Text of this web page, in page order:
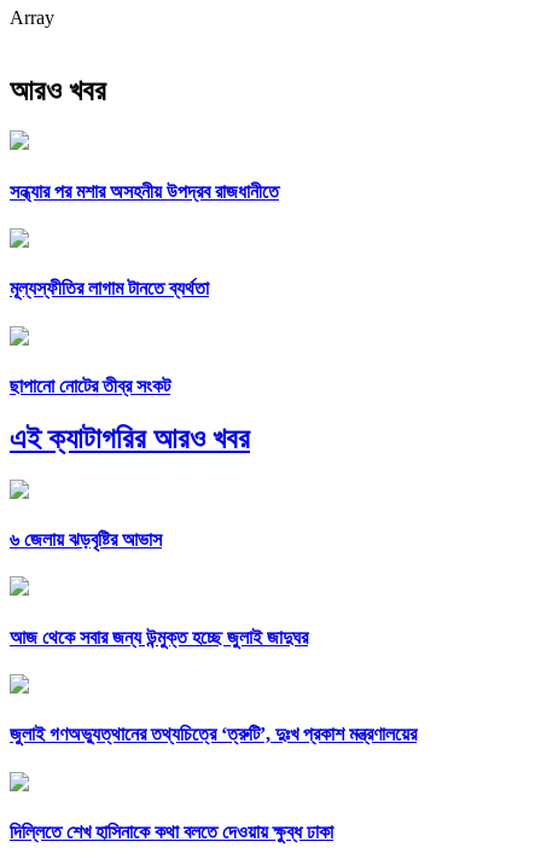
Array
আরও খবর
সন্ধ্যার পর মশার অসহনীয় উপদ্রব রাজধানীতে
মূল্যস্ফীতির লাগাম টানতে ব্যর্থতা
ছাপানো নোটের তীব্র সংকট
এই ক্যাটাগরির আরও খবর
৬ জেলায় ঝড়বৃষ্টির আভাস
আজ থেকে সবার জন্য উন্মুক্ত হচ্ছে জুলাই জাদুঘর
জুলাই গণঅভ্যুত্থানের তথ্যচিত্রে ‘ত্রুটি’, দুঃখ প্রকাশ মন্ত্রণালয়ের
দিল্লিতে শেখ হাসিনাকে কথা বলতে দেওয়ায় ক্ষুব্ধ ঢাকা